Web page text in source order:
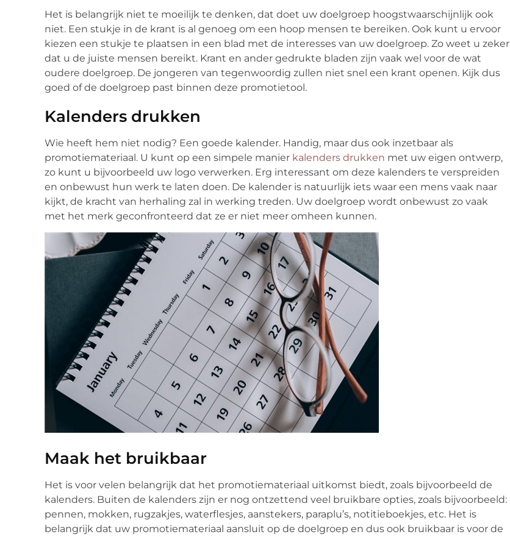
Het is belangrijk niet te moeilijk te denken, dat doet uw doelgroep hoogstwaarschijnlijk ook
niet. Een stukje in de krant is al genoeg om een hoop mensen te bereiken. Ook kunt u ervoor
kiezen een stukje te plaatsen in een blad met de interesses van uw doelgroep. Zo weet u zeker
dat u de juiste mensen bereikt. Krant en ander gedrukte bladen zijn vaak wel voor de wat
oudere doelgroep. De jongeren van tegenwoordig zullen niet snel een krant openen. Kijk dus
goed of de doelgroep past binnen deze promotietool.
Kalenders drukken
Wie heeft hem niet nodig? Een goede kalender. Handig, maar dus ook inzetbaar als
promotiemateriaal. U kunt op een simpele manier kalenders drukken met uw eigen ontwerp,
zo kunt u bijvoorbeeld uw logo verwerken. Erg interessant om deze kalenders te verspreiden
en onbewust hun werk te laten doen. De kalender is natuurlijk iets waar een mens vaak naar
kijkt, de kracht van herhaling zal in werking treden. Uw doelgroep wordt onbewust zo vaak
met het merk geconfronteerd dat ze er niet meer omheen kunnen.
Maak het bruikbaar
Het is voor velen belangrijk dat het promotiemateriaal uitkomst biedt, zoals bijvoorbeeld de
kalenders. Buiten de kalenders zijn er nog ontzettend veel bruikbare opties, zoals bijvoorbeeld:
pennen, mokken, rugzakjes, waterflesjes, aanstekers, paraplu’s, notitieboekjes, etc. Het is
belangrijk dat uw promotiemateriaal aansluit op de doelgroep en dus ook bruikbaar is voor de